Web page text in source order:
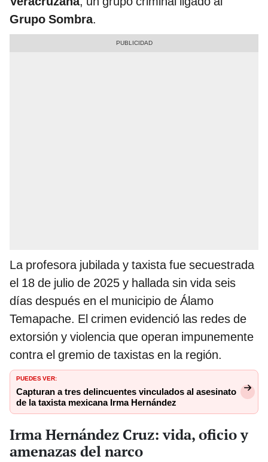
Grupo Sombra.
La profesora jubilada y taxista fue secuestrada
el 18 de julio de 2025 y hallada sin vida seis
días después en el municipio de Álamo
Temapache. El crimen evidenció las redes de
extorsión y violencia que operan impunemente
contra el gremio de taxistas en la región.
PUEDES VER:
Capturan a tres delincuentes vinculados al asesinato
de la taxista mexicana Irma Hernández
Irma Hernández Cruz: vida, oficio y
amenazas del narco